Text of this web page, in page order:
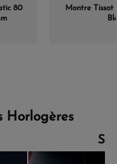
80
Montre
Horlogères